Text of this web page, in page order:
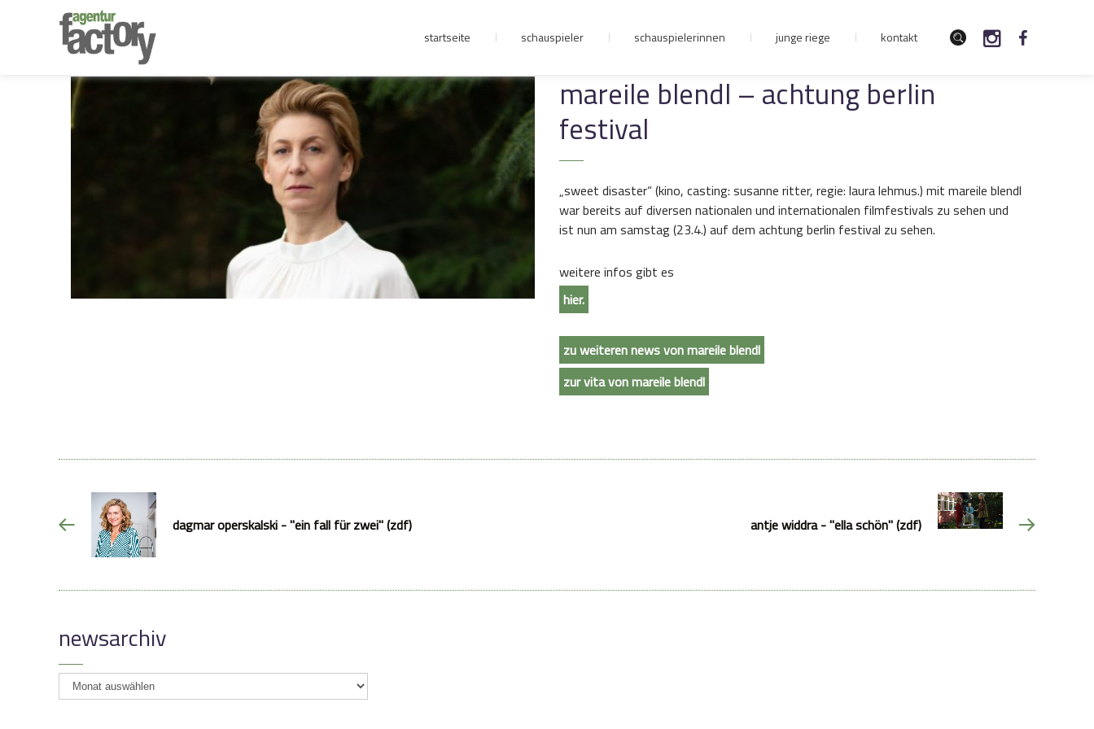
junge riege
kontakt
startseite schauspieler schauspielerinnen junge riege kontakt
mareile blendl – achtung berlin
festival
„sweet disaster“ (kino, casting: susanne ritter, regie: laura lehmus.) mit mareile blendl
war bereits auf diversen nationalen und internationalen filmfestivals zu sehen und
ist nun am samstag (23.4.) auf dem achtung berlin festival zu sehen.
weitere infos gibt es
hier.
zu weiteren news von mareile blendl
zur vita von mareile blendl
dagmar operskalski - "ein fall für zwei" (zdf) antje widdra - "ella schön" (zdf)
newsarchiv
newsarchiv